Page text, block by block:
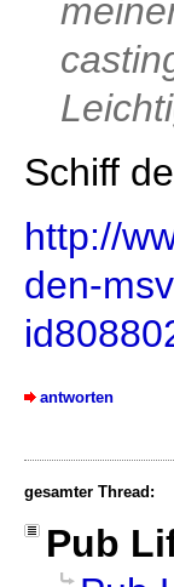
Schiff
http://
den-
antworten
gesamter Thread:
Pub